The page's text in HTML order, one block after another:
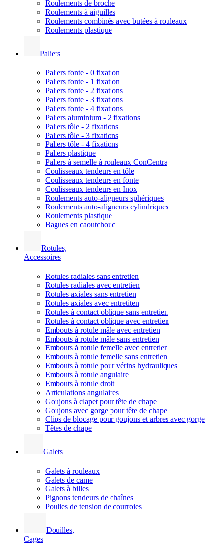
Roulements de broche
Roulements à aiguilles
Roulements combinés avec butées à rouleaux
Roulements plastique
Paliers
Paliers fonte - 0 fixation
Paliers fonte - 1 fixation
Paliers fonte - 2 fixations
Paliers fonte - 3 fixations
Paliers fonte - 4 fixations
Paliers aluminium - 2 fixations
Paliers tôle - 2 fixations
Paliers tôle - 3 fixations
Paliers tôle - 4 fixations
Paliers plastique
Paliers à semelle à rouleaux ConCentra
Coulisseaux tendeurs en tôle
Coulisseaux tendeurs en fonte
Coulisseaux tendeurs en Inox
Roulements auto-aligneurs sphériques
Roulements auto-aligneurs cylindriques
Roulements plastique
Bagues en caoutchouc
Rotules,
Accessoires
Rotules radiales sans entretien
Rotules radiales avec entretien
Rotules axiales sans entretien
Rotules axiales avec entretiten
Rotules à contact oblique sans entretien
Rotules à contact oblique avec entretien
Embouts à rotule mâle avec entretien
Embouts à rotule mâle sans entretien
Embouts à rotule femelle avec entretien
Embouts à rotule femelle sans entretien
Embouts à rotule pour vérins hydrauliques
Embouts à rotule angulaire
Embouts à rotule droit
Articulations angulaires
Goujons à clapet pour tête de chape
Goujons avec gorge pour tête de chape
Clips de blocage pour goujons et arbres avec gorge
Têtes de chape
Galets
Galets à rouleaux
Galets de came
Galets à billes
Pignons tendeurs de chaînes
Poulies de tension de courroies
Douilles,
Cages